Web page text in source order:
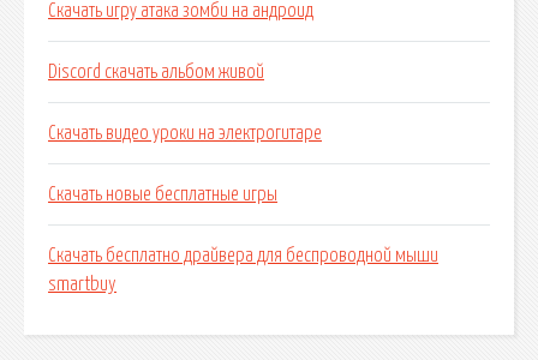
Скачать игру атака зомби на андроид
Discord скачать альбом живой
Скачать видео уроки на электрогитаре
Скачать новые бесплатные игры
Скачать бесплатно драйвера для беспроводной мыши
smartbuy